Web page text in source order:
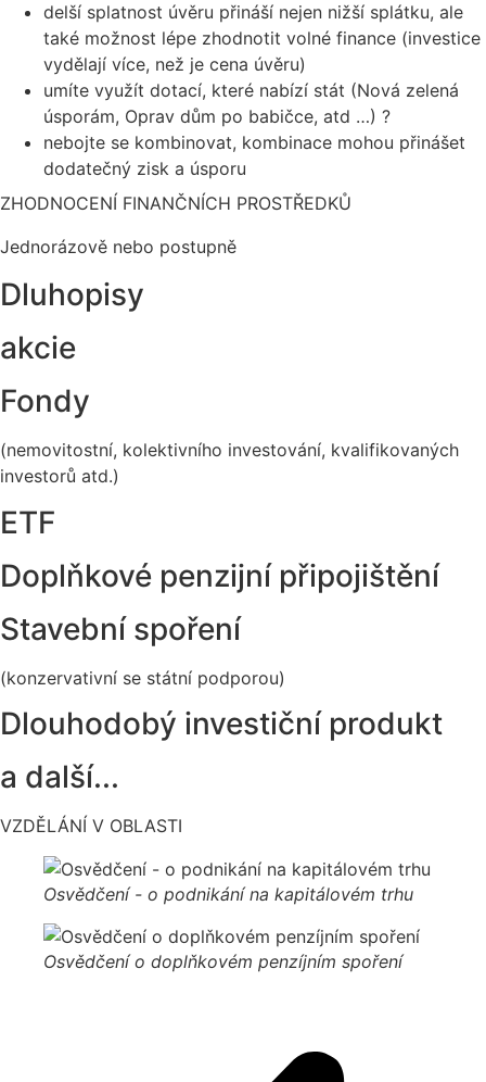
delší splatnost úvěru přináší nejen nižší splátku, ale
také možnost lépe zhodnotit volné finance (investice
vydělají více, než je cena úvěru)
umíte využít dotací, které nabízí stát (Nová zelená
úsporám, Oprav dům po babičce, atd …) ?
nebojte se kombinovat, kombinace mohou přinášet
dodatečný zisk a úsporu
ZHODNOCENÍ FINANČNÍCH PROSTŘEDKŮ​
Jednorázově nebo postupně​
Dluhopisy
akcie
Fondy
(nemovitostní, kolektivního investování, kvalifikovaných
investorů atd.)
ETF
Doplňkové penzijní připojištění
Stavební spoření
(konzervativní se státní podporou)
Dlouhodobý investiční produkt
a další...
VZDĚLÁNÍ V OBLASTI
Osvědčení - o podnikání na kapitálovém trhu
Osvědčení o doplňkovém penzíjním spoření